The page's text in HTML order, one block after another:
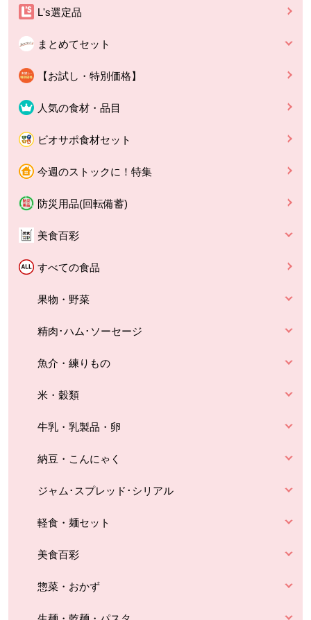
L's選定品
まとめてセット
【お試し・特別価格】
人気の食材・品目
ビオサポ食材セット
今週のストックに！特集
防災用品(回転備蓄)
美食百彩
すべての食品
果物・野菜
精肉･ハム･ソーセージ
魚介・練りもの
米・穀類
牛乳・乳製品・卵
納豆・こんにゃく
ジャム･スプレッド･シリアル
軽食・麺セット
美食百彩
惣菜・おかず